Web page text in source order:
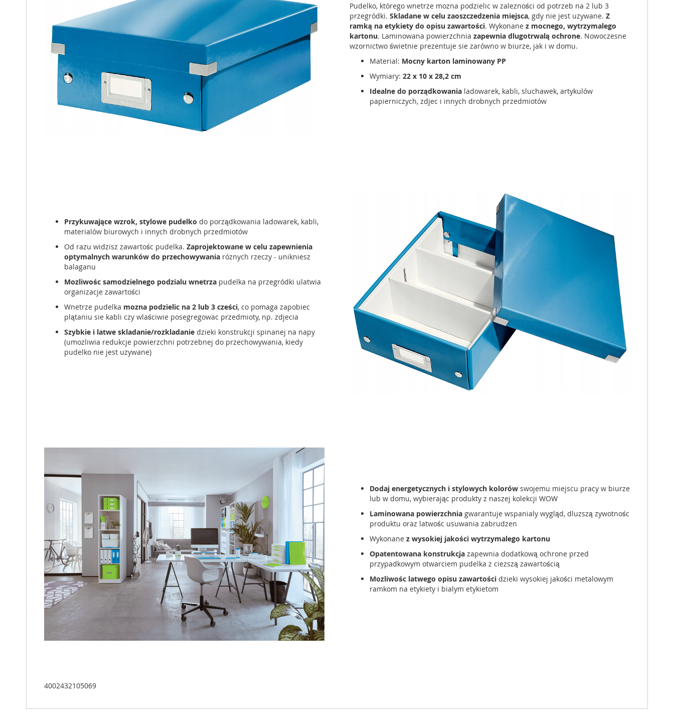
Pudelko, którego wnetrze mozna podzielic w zalezności od potrzeb na 2 lub 3
przegródki. Skladane w celu zaoszczedzenia miejsca, gdy nie jest uzywane. Z
ramką na etykiety do opisu zawartości. Wykonane z mocnego, wytrzymalego
kartonu. Laminowana powierzchnia zapewnia dlugotrwalą ochrone. Nowoczesne
wzornictwo świetnie prezentuje sie zarówno w biurze, jak i w domu.
Material: Mocny karton laminowany PP
Wymiary: 22 x 10 x 28,2 cm
Idealne do porządkowania ladowarek, kabli, sluchawek, artykulów
papierniczych, zdjec i innych drobnych przedmiotów
Przykuwające wzrok, stylowe pudelko do porządkowania ladowarek, kabli,
materialów biurowych i innych drobnych przedmiotów
Od razu widzisz zawartośc pudelka. Zaprojektowane w celu zapewnienia
optymalnych warunków do przechowywania róznych rzeczy - unikniesz
balaganu
Mozliwośc samodzielnego podzialu wnetrza pudelka na przegródki ulatwia
organizacje zawartości
Wnetrze pudelka mozna podzielic na 2 lub 3 cześci, co pomaga zapobiec
plątaniu sie kabli czy wlaściwie posegregowac przedmioty, np. zdjecia
Szybkie i latwe skladanie/rozkladanie dzieki konstrukcji spinanej na napy
(umozliwia redukcje powierzchni potrzebnej do przechowywania, kiedy
pudelko nie jest uzywane)
Dodaj energetycznych i stylowych kolorów swojemu miejscu pracy w biurze
lub w domu, wybierając produkty z naszej kolekcji WOW
Laminowana powierzchnia gwarantuje wspanialy wygląd, dluzszą zywotnośc
produktu oraz latwośc usuwania zabrudzen
Wykonane z wysokiej jakości wytrzymalego kartonu
Opatentowana konstrukcja zapewnia dodatkową ochrone przed
przypadkowym otwarciem pudelka z ciezszą zawartością
Mozliwośc latwego opisu zawartości dzieki wysokiej jakości metalowym
ramkom na etykiety i bialym etykietom
4002432105069